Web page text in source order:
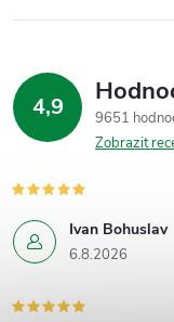
4,9
9651
Zobrazit
Ivan Bohuslav
6.8.2026